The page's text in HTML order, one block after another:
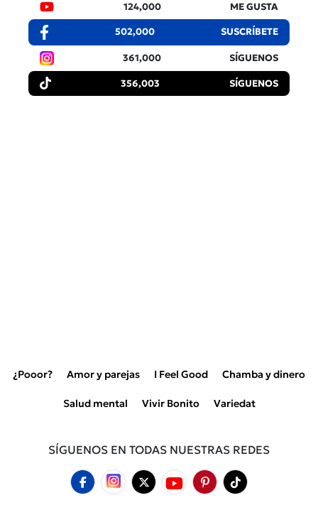
124,000 ME GUSTA
502,000 SUSCRÍBETE
361,000 SÍGUENOS
356,003 SÍGUENOS
¿Pooor? Amor y parejas I Feel Good Chamba y dinero
Salud mental Vivir Bonito Variedat
SÍGUENOS EN TODAS NUESTRAS REDES